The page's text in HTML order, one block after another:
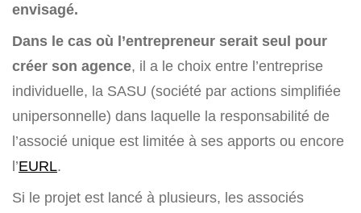
envisagé.
Dans le cas où l’entrepreneur serait seul pour
créer son agence, il a le choix entre l’entreprise
individuelle, la SASU (société par actions simplifiée
unipersonnelle) dans laquelle la responsabilité de
l’associé unique est limitée à ses apports ou encore
l’EURL.
Si le projet est lancé à plusieurs, les associés